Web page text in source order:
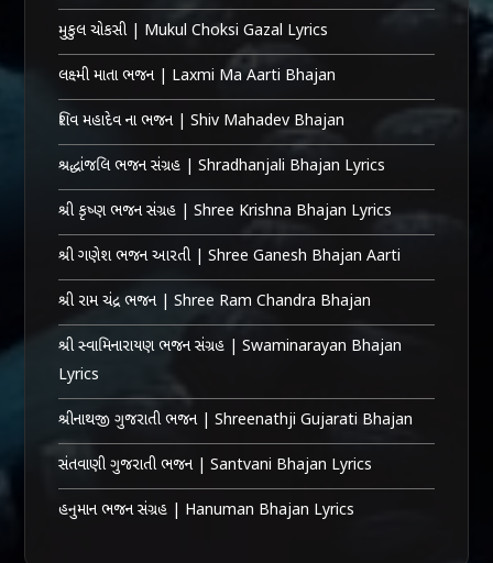
મુકુલ ચોકસી | Mukul Choksi Gazal Lyrics
લક્ષ્મી માતા ભજન | Laxmi Ma Aarti Bhajan
શિવ મહાદેવ ના ભજન | Shiv Mahadev Bhajan
શ્રદ્ધાંજલિ ભજન સંગ્રહ | Shradhanjali Bhajan Lyrics
શ્રી કૃષ્ણ ભજન સંગ્રહ | Shree Krishna Bhajan Lyrics
શ્રી ગણેશ ભજન આરતી | Shree Ganesh Bhajan Aarti
શ્રી રામ ચંદ્ર ભજન | Shree Ram Chandra Bhajan
શ્રી સ્વામિનારાયણ ભજન સંગ્રહ | Swaminarayan Bhajan
Lyrics
શ્રીનાથજી ગુજરાતી ભજન | Shreenathji Gujarati Bhajan
સંતવાણી ગુજરાતી ભજન | Santvani Bhajan Lyrics
હનુમાન ભજન સંગ્રહ | Hanuman Bhajan Lyrics